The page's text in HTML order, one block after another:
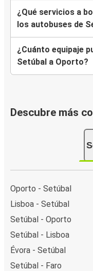
¿Qué servicios a
los autobuses de
¿Cuánto equipaje
Setúbal a Oporto?
Descubre más
Oporto - Setúbal
Lisboa - Setúbal
Setúbal - Oporto
Setúbal - Lisboa
Évora - Setúbal
Setúbal - Faro